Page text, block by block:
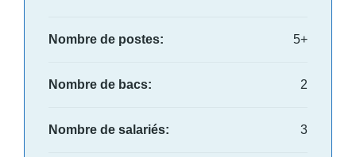
Nombre de postes: 5+
Nombre de bacs: 2
Nombre de salariés: 3